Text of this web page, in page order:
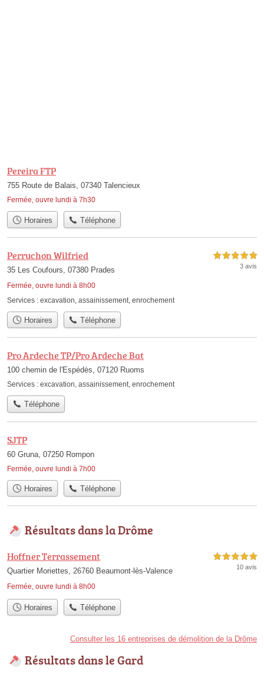
Pereira FTP
755 Route de Balais, 07340 Talencieux
Fermée, ouvre lundi à 7h30
Horaires Téléphone
Perruchon Wilfried
35 Les Coufours, 07380 Prades
Fermée, ouvre lundi à 8h00
5,0 étoiles sur 5
3 avis
Services : excavation assainissement enrochement
Horaires Téléphone
Pro Ardeche TP/Pro Ardeche Bat
100 chemin de l'Espédès, 07120 Ruoms
Services : excavation, assainissement, enrochement
Téléphone
SJTP
60 Gruna, 07250 Rompon
Fermée, ouvre lundi à 7h00
Horaires Téléphone
Résultats dans la Drôme
Hoffner Terrassement
Quartier Moriettes, 26760 Beaumont-lès-Valence
Fermée, ouvre lundi à 8h00
5,0 étoiles sur 5
10 avis
Horaires Téléphone
Consulter les 16 entreprises de démolition de la Drôme
Résultats dans le Gard